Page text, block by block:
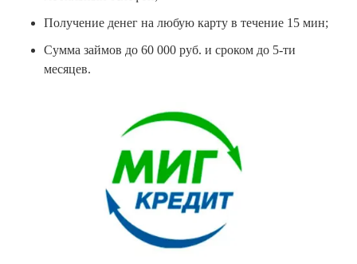
Получение денег на любую карту в течение 15 мин;
Сумма займов до 60 000 руб. и сроком до 5-ти
месяцев.